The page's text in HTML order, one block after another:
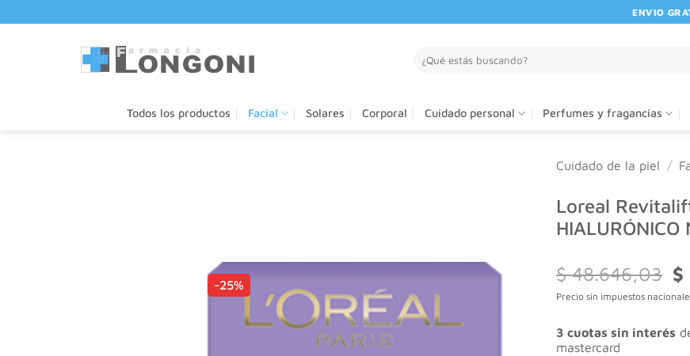
al
ENVIO
por:
Todos los productos Facial Solares Corporal Cuidado personal Perfumes y fragancias
-25%
Cuidado de la piel /
Loreal
HIALURÓNICO
$48.646,03 El
$
$
Precio sin impuestos
3 cuotas sin interés
mastercard